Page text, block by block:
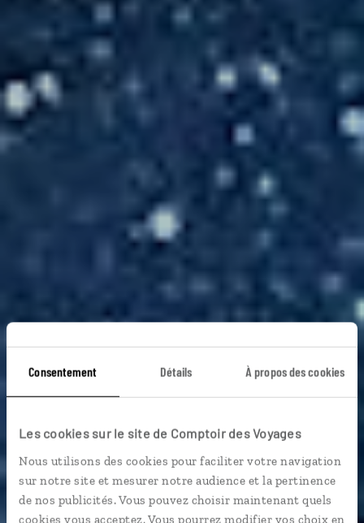
Consentement Détails À propos des cookies
Les cookies sur le site de Comptoir des Voyages
Nous utilisons des cookies pour faciliter votre navigation
sur notre site et mesurer notre audience et la pertinence
de nos publicités. Vous pouvez choisir maintenant quels
cookies vous acceptez. Vous pourrez modifier vos choix en
Voyage Namibie